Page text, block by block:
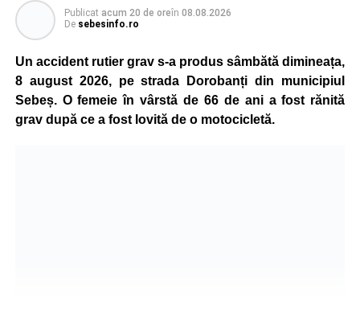
Publicat acum 20 de oreîn 08.08.2026
De sebesinfo.ro
Un accident rutier grav s-a produs sâmbătă dimineața,
8 august 2026, pe strada Dorobanți din municipiul
Sebeș. O femeie în vârstă de 66 de ani a fost rănită
grav după ce a fost lovită de o motocicletă.